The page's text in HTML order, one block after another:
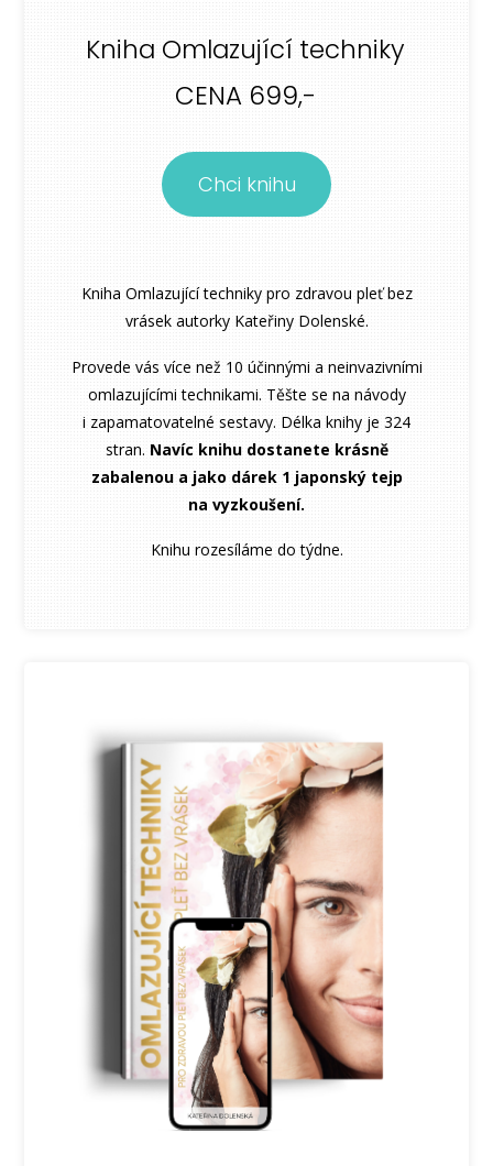
Kniha Omlazující techniky
CENA 699,-
Chci knihu
Kniha Omlazující techniky pro zdravou pleť bez
vrásek autorky Kateřiny Dolenské.
Provede vás více než 10 účinnými a neinvazivními
omlazujícími technikami. Těšte se na návody
i zapamatovatelné sestavy. Délka knihy je 324
stran. Navíc knihu dostanete krásně
zabalenou a jako dárek 1 japonský tejp
na vyzkoušení.
Knihu rozesíláme do týdne.